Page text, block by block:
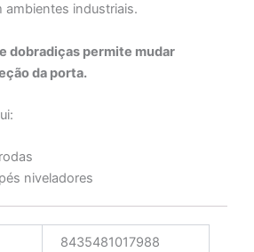
ambientes industriais.
dobradiças permite mudar
da porta.
niveladores
8435481017988